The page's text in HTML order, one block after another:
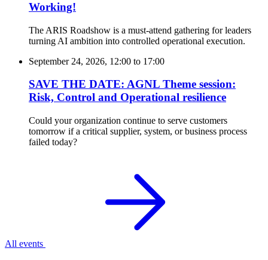
Working!
The ARIS Roadshow is a must-attend gathering for leaders
turning AI ambition into controlled operational execution.
September 24, 2026, 12:00 to 17:00
SAVE THE DATE: AGNL Theme session:
Risk, Control and Operational resilience
Could your organization continue to serve customers
tomorrow if a critical supplier, system, or business process
failed today?
All events